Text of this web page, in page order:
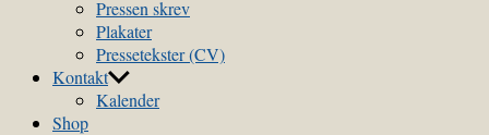
Pressen skrev
Plakater
Pressetekster (CV)
Kontakt
Kalender
Shop